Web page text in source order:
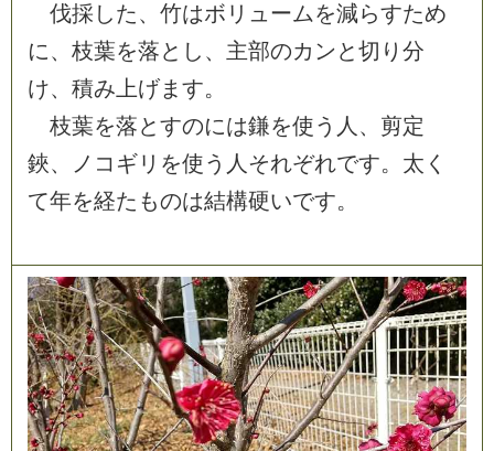
伐採 した、 竹はボ リ ュ ームを減らすため
に、 枝葉を落と し 、 主部のカ ンと切 り 分
け、 積み 上げま す。
枝葉を落とすのには鎌を使う 人 、 剪定
鋏、 ノ コ ギリ を使う 人 それぞれです。 太 く
て年を経た ものは結構硬いです。